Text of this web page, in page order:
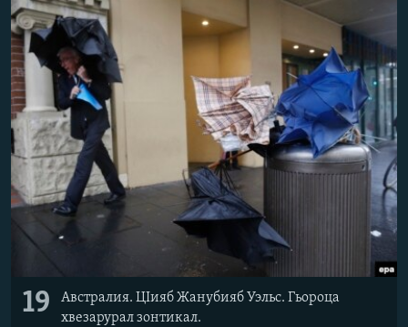
19
Австралия. ЦIияб Жанубияб Уэльс. Гьороца
хвезарурал зонтикал.